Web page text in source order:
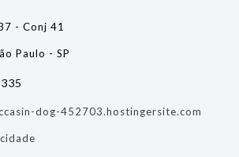
- Conj 41
Paulo - SP
dog-452703.hostingersite.com